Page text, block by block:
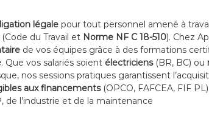
légale pour tout personnel amené à
du Travail et Norme NF C 18-510). Chez
de vos équipes grâce à des formations
. Que vos salariés soient électriciens(BR, BC) ou
nos sessions pratiques garantissent
aux financements(OPCO, FAFCEA, FIF
de l’industrie et de la maintenance